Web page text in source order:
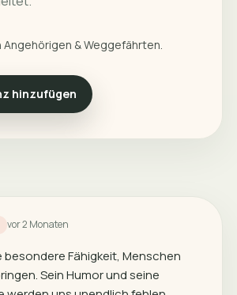
Angehörigen & Weggefährten.
hinzufügen
vor 2 Monaten
besondere Fähigkeit, Menschen
Sein Humor und seine